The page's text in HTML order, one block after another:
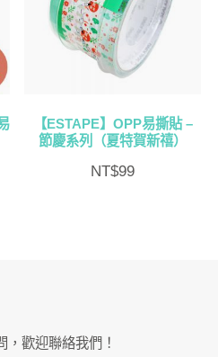
【ESTAPE】OPP易撕貼 –
節慶系列（夏特賀新禧）
NT$99
，歡迎聯絡我們！